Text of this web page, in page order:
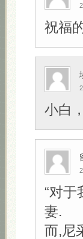
祝福
小白
“对于
妻.
而,尼